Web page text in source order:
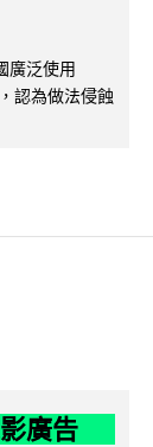
廣泛使用
認為做法侵蝕
影廣告